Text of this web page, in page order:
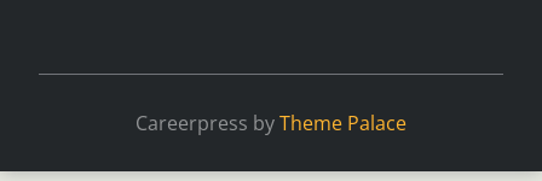
Careerpress byTheme Palace